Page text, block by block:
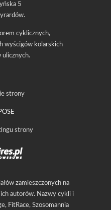
5
cyklicznych,
wyścigów kolarskich
ulicznych.
strony
strony
zamieszczonych na
autorów. Nazwy cykli i
FitRace, Szosomannia